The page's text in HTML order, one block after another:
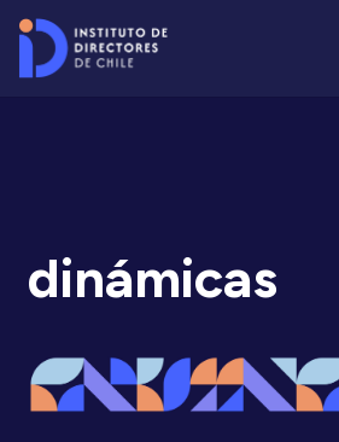
dinámicas